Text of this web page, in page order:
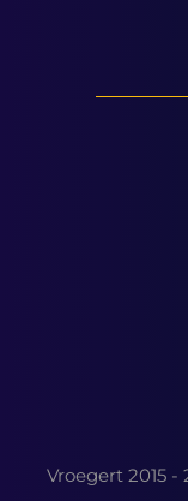
Vroegert 2015